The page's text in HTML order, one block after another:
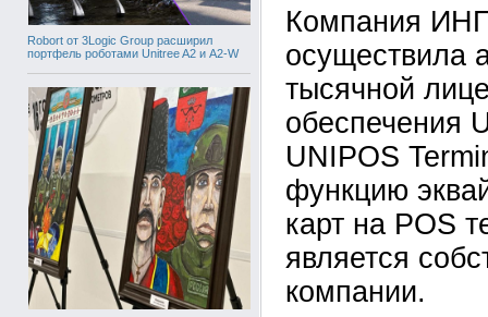
Robort от 3Logic Group расширил
портфель роботами Unitree A2 и A2-W
Компания
осуществила
тысячной
обеспечения
UNIPOS
функцию
карт на POS
является
компании.